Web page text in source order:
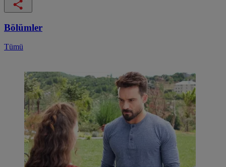
Bölümler
Tümü